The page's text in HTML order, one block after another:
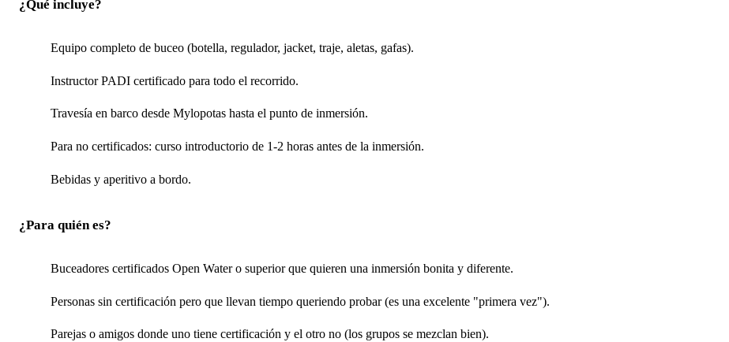
¿Qué incluye?
Equipo completo de buceo (botella, regulador, jacket, traje, aletas, gafas).
Instructor PADI certificado para todo el recorrido.
Travesía en barco desde Mylopotas hasta el punto de inmersión.
Para no certificados: curso introductorio de 1-2 horas antes de la inmersión.
Bebidas y aperitivo a bordo.
¿Para quién es?
Buceadores certificados Open Water o superior que quieren una inmersión bonita y diferente.
Personas sin certificación pero que llevan tiempo queriendo probar (es una excelente "primera vez").
Parejas o amigos donde uno tiene certificación y el otro no (los grupos se mezclan bien).